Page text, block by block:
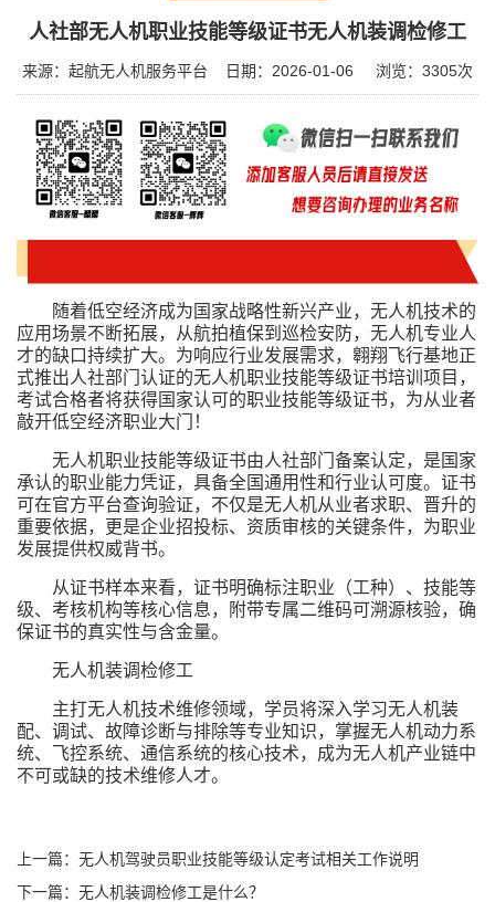
人社部无人机职业技能等级证书无人机装调检修工
来源：起航无人机服务平台 日期：2026-01-06 浏览： 3305次
随着低空经济成为国家战略性新兴产业，无人机技术的
应用场景不断拓展，从航拍植保到巡检安防，无人机专业人
才的缺口持续扩大。为响应行业发展需求，翱翔飞行基地正
式推出人社部门认证的无人机职业技能等级证书培训项目，
考试合格者将获得国家认可的职业技能等级证书，为从业者
敲开低空经济职业大门！
无人机职业技能等级证书由人社部门备案认定，是国家
承认的职业能力凭证，具备全国通用性和行业认可度。证书
可在官方平台查询验证，不仅是无人机从业者求职、晋升的
重要依据，更是企业招投标、资质审核的关键条件，为职业
发展提供权威背书。
从证书样本来看，证书明确标注职业（工种）、技能等
级、考核机构等核心信息，附带专属二维码可溯源核验，确
保证书的真实性与含金量。
无人机装调检修工
主打无人机技术维修领域，学员将深入学习无人机装
配、调试、故障诊断与排除等专业知识，掌握无人机动力系
统、飞控系统、通信系统的核心技术，成为无人机产业链中
不可或缺的技术维修人才。
上一篇：无人机驾驶员职业技能等级认定考试相关工作说明
下一篇：无人机装调检修工是什么？